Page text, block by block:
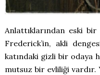
Anlattıklarından eski
Frederick’in, akli
katındaki gizli bir odaya
mutsuz bir evliliği